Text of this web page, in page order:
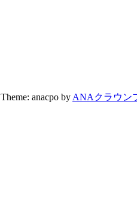
Theme: anacpo by ANAクラウン